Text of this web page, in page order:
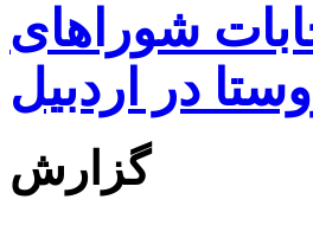
در انتخابات شوراهای
در اردبیل
گزارش